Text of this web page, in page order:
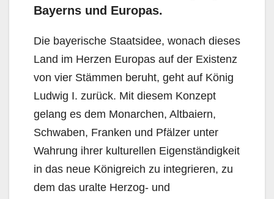
Bayerns und Europas.
Die bayerische Staatsidee, wonach dieses
Land im Herzen Europas auf der Existenz
von vier Stämmen beruht, geht auf König
Ludwig I. zurück. Mit diesem Konzept
gelang es dem Monarchen, Altbaiern,
Schwaben, Franken und Pfälzer unter
Wahrung ihrer kulturellen Eigenständigkeit
in das neue Königreich zu integrieren, zu
dem das uralte Herzog- und